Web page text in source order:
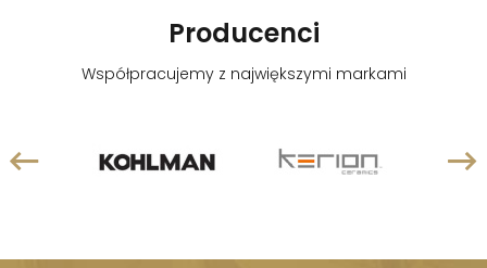
Producenci
Współpracujemy z największymi markami